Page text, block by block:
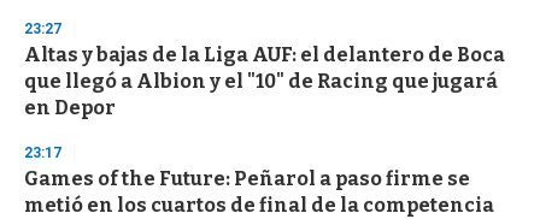
s
e
c
o
n
23:27
Altas y bajas de la Liga AUF: el delantero de Boca
que llegó a Albion y el "10" de Racing que jugará
en Depor
23:17
Games of the Future: Peñarol a paso firme se
metió en los cuartos de final de la competencia